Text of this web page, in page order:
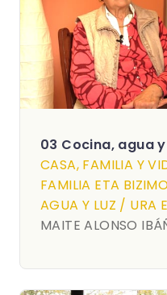
03 Cocina, agua
CASA, FAMILIA Y
FAMILIA ETA
AGUA Y LUZ / URA
MAITE ALONSO